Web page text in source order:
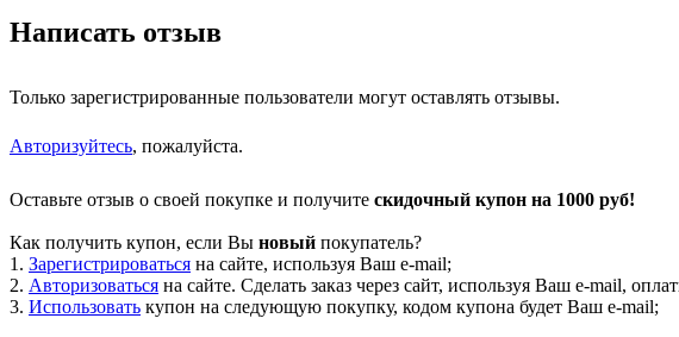
Написать отзыв
Только зарегистрированные пользователи могут оставлять отзывы.
Авторизуйтесь, пожалуйста.
Оставьте отзыв о своей покупке и получите скидочный купон на 1000 руб!
Как получить купон, если Вы новый покупатель?
1. Зарегистрироваться на сайте, используя Ваш e-mail;
2. Авторизоваться на сайте. Сделать заказ через сайт, используя Ваш e-mail,
3. Использовать купон на следующую покупку, кодом купона будет Ваш e-mail;